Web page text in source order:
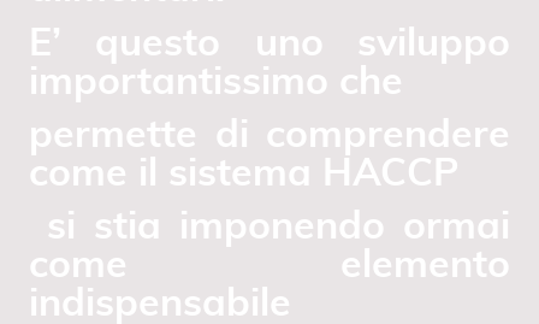
E’ questo uno sviluppo
importantissimo che
permette di comprendere
come il sistema HACCP
si stia imponendo ormai
come elemento
indispensabile